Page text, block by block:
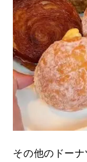
その他のドー